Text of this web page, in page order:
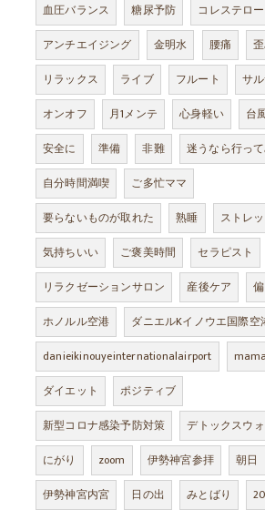
血圧バランス
糖尿予防
コレステロ
アンチエイジング
金明水 腰痛
リラックス
ライブ フルート
サ
オンオフ
月1メンテ 心身軽い
台
安全に
準備 非難
迷うなら行っ
自分時間満喫
ご多忙ママ
要らないものが取れた
熟睡
ストレ
気持ちいい
ご褒美時間
セラピスト
リラクゼーションサロン
産後ケア
ホノルル空港
ダニエルKイノウエ国際空
danieikinouyeinternationalairport
ダイエット
ポジティブ
新型コロナ感染予防対策
デトックスウ
にがり
zoom 伊勢神宮参拝
朝日
伊勢神宮内宮
日の出 みとばり